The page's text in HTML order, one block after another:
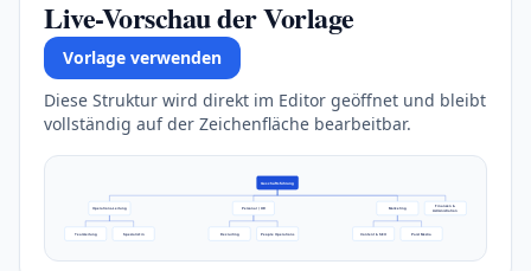
Live-Vorschau der Vorlage
Vorlage verwenden
Diese Struktur wird direkt im Editor geöffnet und bleibt
vollständig auf der Zeichenfläche bearbeitbar.
Geschäftsführung
Operations-Leitung Personal / HR Marketing
Finanzen &
Administration
Teamleitung Spezialist:in Recruiting People Operations Content & SEO Paid Media